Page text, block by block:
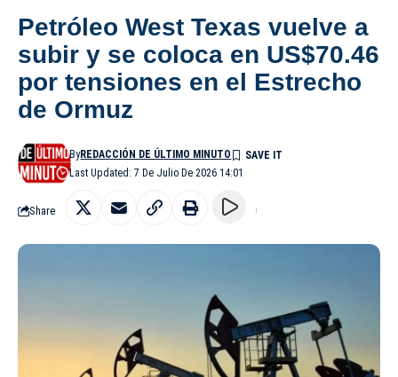
Petróleo West Texas vuelve a
subir y se coloca en US$70.46
por tensiones en el Estrecho
de Ormuz
Last Updated: 7 De Julio De 2026 14:01
ByREDACCIÓN DE ÚLTIMO MINUTO
Share